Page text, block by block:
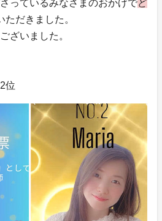
っているみなさまのおかげでど
ただきました。
ざいました。
位